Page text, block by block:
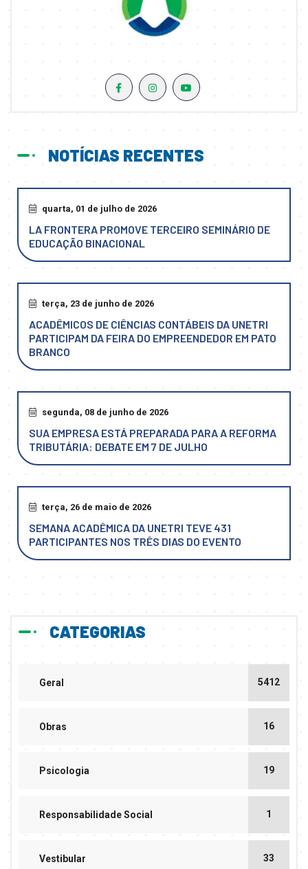
NOTÍCIAS RECENTES
quarta, 01 de julho de 2026
LA FRONTERA PROMOVE TERCEIRO SEMINÁRIO DE
EDUCAÇÃO BINACIONAL
terça, 23 de junho de 2026
ACADÊMICOS DE CIÊNCIAS CONTÁBEIS DA UNETRI
PARTICIPAM DA FEIRA DO EMPREENDEDOR EM PATO
BRANCO
segunda, 08 de junho de 2026
SUA EMPRESA ESTÁ PREPARADA PARA A REFORMA
TRIBUTÁRIA: DEBATE EM 7 DE JULHO
terça, 26 de maio de 2026
SEMANA ACADÊMICA DA UNETRI TEVE 431
PARTICIPANTES NOS TRÊS DIAS DO EVENTO
CATEGORIAS
Geral 5412
Obras 16
Psicologia 19
Responsabilidade Social 1
Vestibular 33